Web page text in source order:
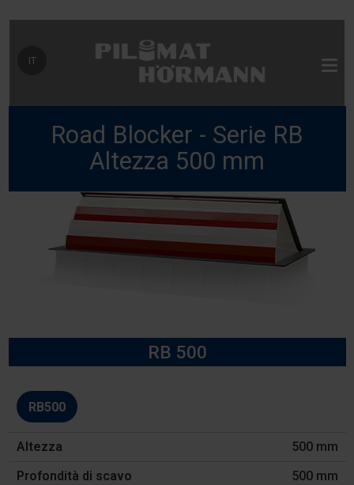
Seleziona la tua lingua
IT
Road Blocker - Serie RB
Altezza 500 mm
RB 500
Modello
Altezza
Profondità
di
RB500
500 mm
500 mm